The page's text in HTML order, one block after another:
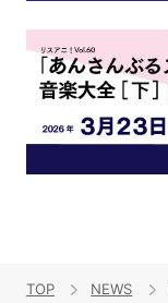
TOP NEWS